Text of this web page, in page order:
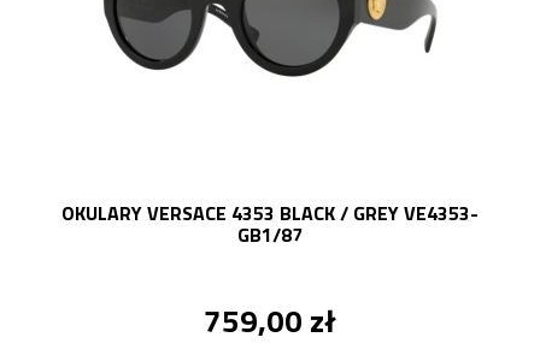
OKULARY VERSACE 4353 BLACK / GREY VE4353-
GB1/87
759,00 zł